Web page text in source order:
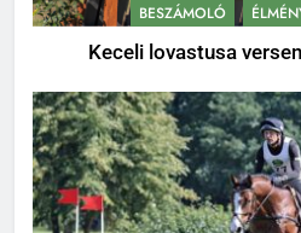
BESZÁMOLÓ
Keceli lovastusa